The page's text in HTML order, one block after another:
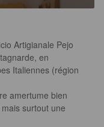
Artigianale Pejo
en
Italiennes (région
amertume bien
surtout une